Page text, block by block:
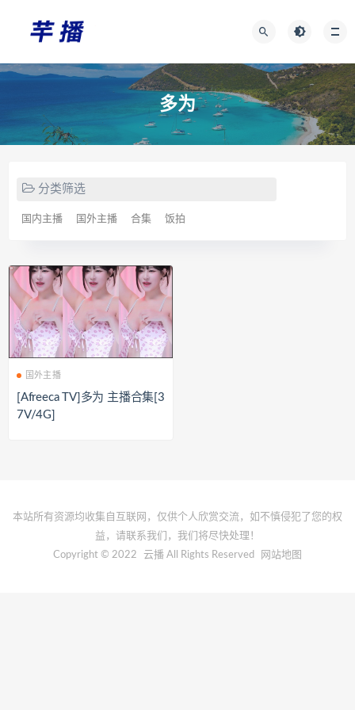
多为
分类筛选
国内主播 国外主播 合集 饭拍
国外主播
[Afreeca TV]多为 主播合集[3
7V/4G]
本站所有资源均收集自互联网，仅供个人欣赏交流，如不慎侵犯了您的权
益，请联系我们，我们将尽快处理！
Copyright © 2022
云播 All Rights Reserved 网站地图